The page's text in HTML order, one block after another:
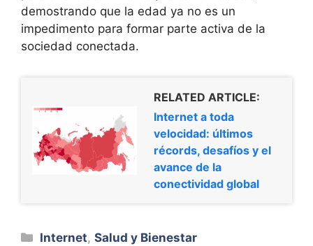
demostrando que la edad ya no es un
impedimento para formar parte activa de la
sociedad conectada.
RELATED ARTICLE:
Internet a toda
velocidad: últimos
récords, desafíos y el
avance de la
conectividad global
Categorías
Internet,Salud y Bienestar